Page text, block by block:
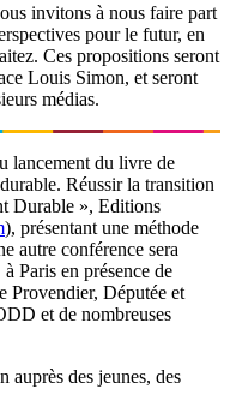
invitons à nous faire part
pour le futur, en
Ces propositions seront
Louis Simon, et seront
médias.
lancement du livre de
Réussir la transition
Durable », Editions
), présentant une méthode
autre conférence sera
Paris en présence de
Provendier, Députée et
et de nombreuses
auprès des jeunes, des